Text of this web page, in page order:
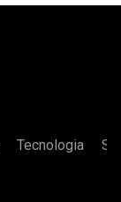
Tecnologia